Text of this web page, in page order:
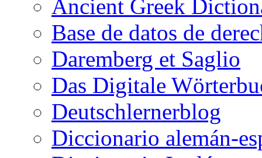
Ancient Greek
Base de datos de
Daremberg et Saglio
Das Digitale
Deutschlernerblog
Diccionario alemán-